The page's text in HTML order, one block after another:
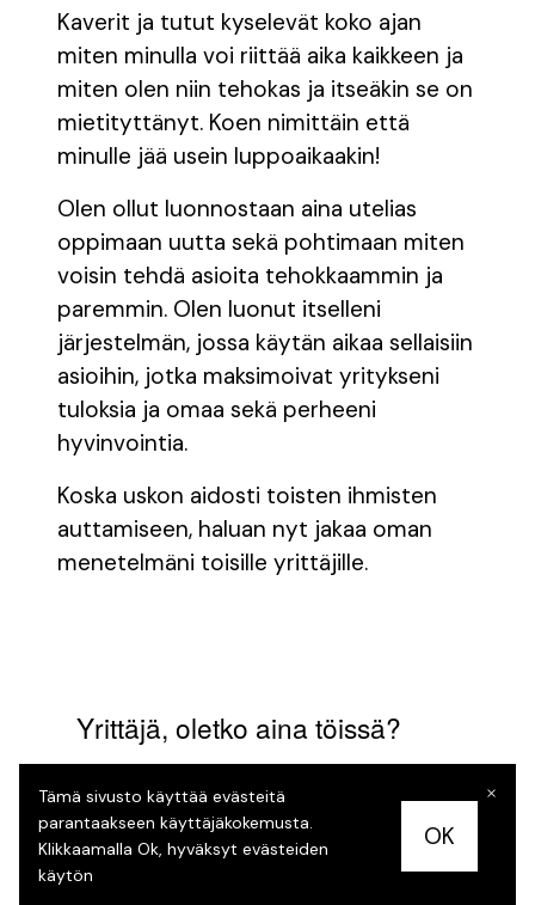
Tämä sivusto käyttää evästeitä
parantaakseen käyttäjäkokemusta.
Klikkaamalla Ok, hyväksyt evästeiden
käytön
OK
×
Kaverit ja tutut kyselevät koko ajan
miten minulla voi riittää aika kaikkeen ja
miten olen niin tehokas ja itseäkin se on
mietityttänyt. Koen nimittäin että
minulle jää usein luppoaikaakin!
Olen ollut luonnostaan aina utelias
oppimaan uutta sekä pohtimaan miten
voisin tehdä asioita tehokkaammin ja
paremmin. Olen luonut itselleni
järjestelmän, jossa käytän aikaa sellaisiin
asioihin, jotka maksimoivat yritykseni
tuloksia ja omaa sekä perheeni
hyvinvointia.
Koska uskon aidosti toisten ihmisten
auttamiseen, haluan nyt jakaa oman
menetelmäni toisille yrittäjille.
Yrittäjä, oletko aina töissä?